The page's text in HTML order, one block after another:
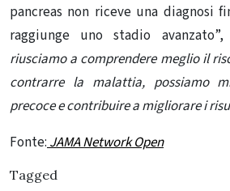
pancreas non riceve una diagnosi
raggiunge uno stadio
riusciamo a comprendere meglio il
contrarre la malattia, possiamo
precoce e contribuire a migliorare i
Fonte: JAMA Network Open
Tagged